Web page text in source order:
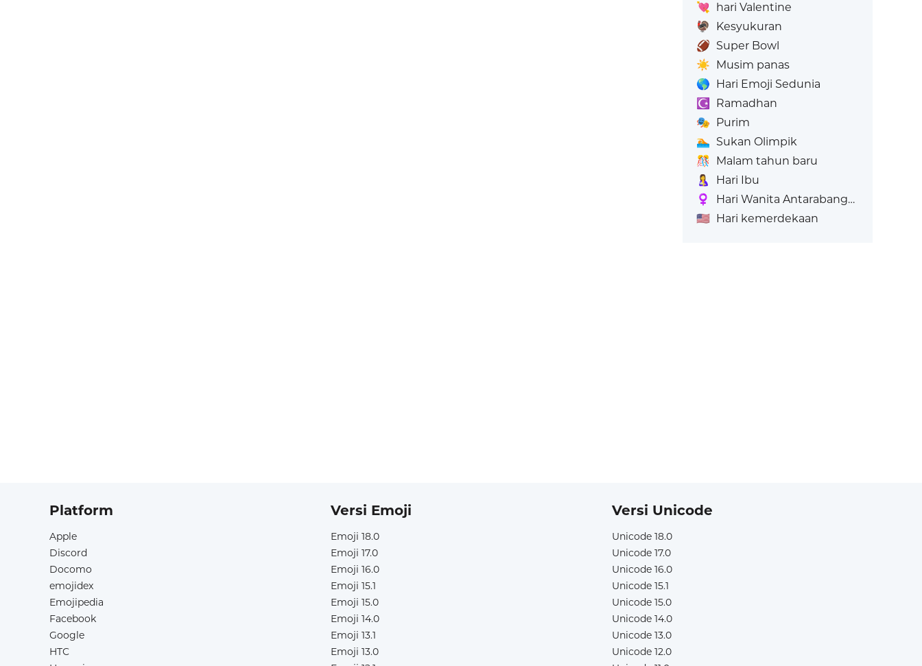
💘 hari Valentine
🦃
Kesyukuran
🏈 Super Bowl
☀️ Musim panas
🌎 Hari Emoji Sedunia
☪️
Ramadhan
🎭 Purim
🏊 Sukan Olimpik
🎊
Malam tahun baru
🤱
Hari Ibu
♀️
Hari Wanita Antarabangsa
🇺🇸 Hari kemerdekaan
Platform
Apple
Discord
Docomo
emojidex
Emojipedia
Facebook
Google
HTC
Versi Emoji
Emoji 18.0
Emoji 17.0
Emoji 16.0
Emoji 15.1
Emoji 15.0
Emoji 14.0
Emoji 13.1
Emoji 13.0
Versi Unicode
Unicode 18.0
Unicode 17.0
Unicode 16.0
Unicode 15.1
Unicode 15.0
Unicode 14.0
Unicode 13.0
Unicode 12.0